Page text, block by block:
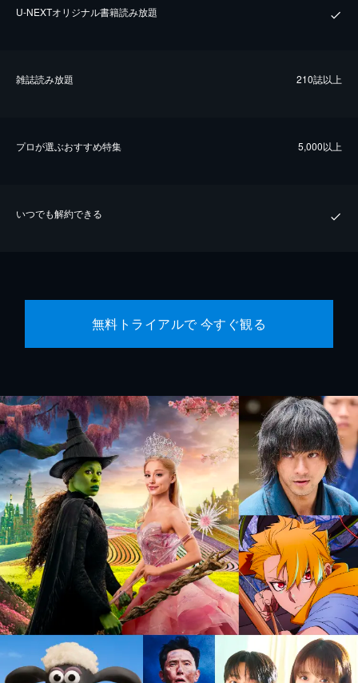
U-NEXTオリジナル書籍読み放題
雑誌読み放題 210誌以上
プロが選ぶおすすめ特集 5,000以上
いつでも解約できる
無料トライアルで 今すぐ観る